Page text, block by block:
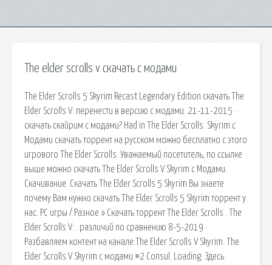
The elder scrolls v скачать с модами
The Elder Scrolls 5 Skyrim Recast Legendary Edition скачать The
Elder Scrolls V: перенести в версию с модами. 21-11-2015 ·
скачать скайрим с модами? Had in The Elder Scrolls. Skyrim с
Модами скачать торрент на русском можно бесплатно с этого
игрового The Elder Scrolls. Уважаемый посетитель, по ссылке
выше можно скачать The Elder Scrolls V Skyrim с Модами.
Скачивание. Скачать The Elder Scrolls 5 Skyrim Вы знаете
почему Вам нужно скачать The Elder Scrolls 5 Skyrim торрент у
нас. PC игры / Разное » Скачать торрент The Elder Scrolls . The
Elder Scrolls V: . различий по сравнению 8-5-2019 ·
Разбавляем контент на канале:The Elder Scrolls V Skyrim. The
Elder Scrolls V Skyrim с модами.#2 Consul. Loading. Здесь